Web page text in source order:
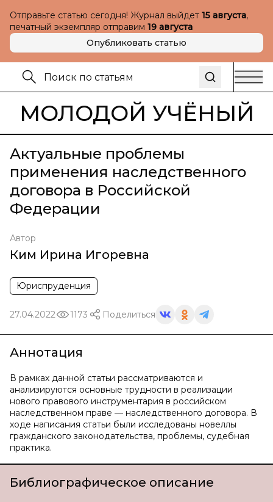
Отправьте статью сегодня! Журнал выйдет 15 августа,
печатный экземпляр отправим 19 августа
Опубликовать статью
МОЛОДОЙ УЧЁНЫЙ
Актуальные проблемы
применения наследственного
договора в Российской
Федерации
Автор
Ким Ирина Игоревна
Юриспруденция
27.04.2022 1173 Поделиться
Аннотация
В рамках данной статьи рассматриваются и
анализируются основные трудности в реализации
нового правового инструментария в российском
наследственном праве — наследственного договора. В
ходе написания статьи были исследованы новеллы
гражданского законодательства, проблемы, судебная
практика.
Библиографическое описание